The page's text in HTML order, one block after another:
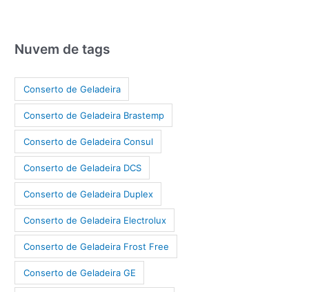
Nuvem de tags
Conserto de Geladeira
Conserto de Geladeira Brastemp
Conserto de Geladeira Consul
Conserto de Geladeira DCS
Conserto de Geladeira Duplex
Conserto de Geladeira Electrolux
Conserto de Geladeira Frost Free
Conserto de Geladeira GE